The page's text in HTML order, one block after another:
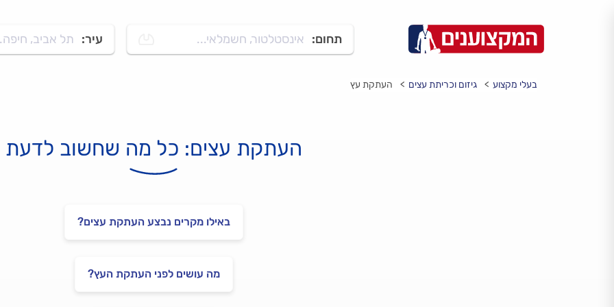
תחום: אינסטלטור, חשמלאי... עיר: תל אביב,
בעלי מקצוע גיזום וכריתת עצים העתקת עץ
העתקת עצים: כל מה שחשוב לדעת
באילו מקרים נבצע העתקת עצים?
מה עושים לפני העתקת העץ?